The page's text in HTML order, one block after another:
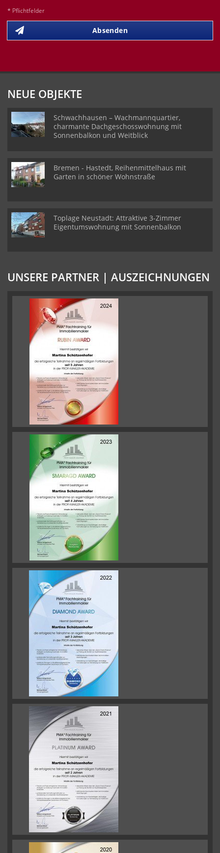
* Pflichtfelder
Absenden
NEUE OBJEKTE
Schwachhausen – Wachmannquartier,
charmante Dachgeschosswohnung mit
Sonnenbalkon und Weitblick
Bremen - Hastedt, Reihenmittelhaus mit
Garten in schöner Wohnstraße
Toplage Neustadt: Attraktive 3-Zimmer
Eigentumswohnung mit Sonnenbalkon
UNSERE PARTNER | AUSZEICHNUNGEN